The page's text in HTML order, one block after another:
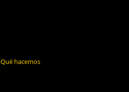
Qué hacemos